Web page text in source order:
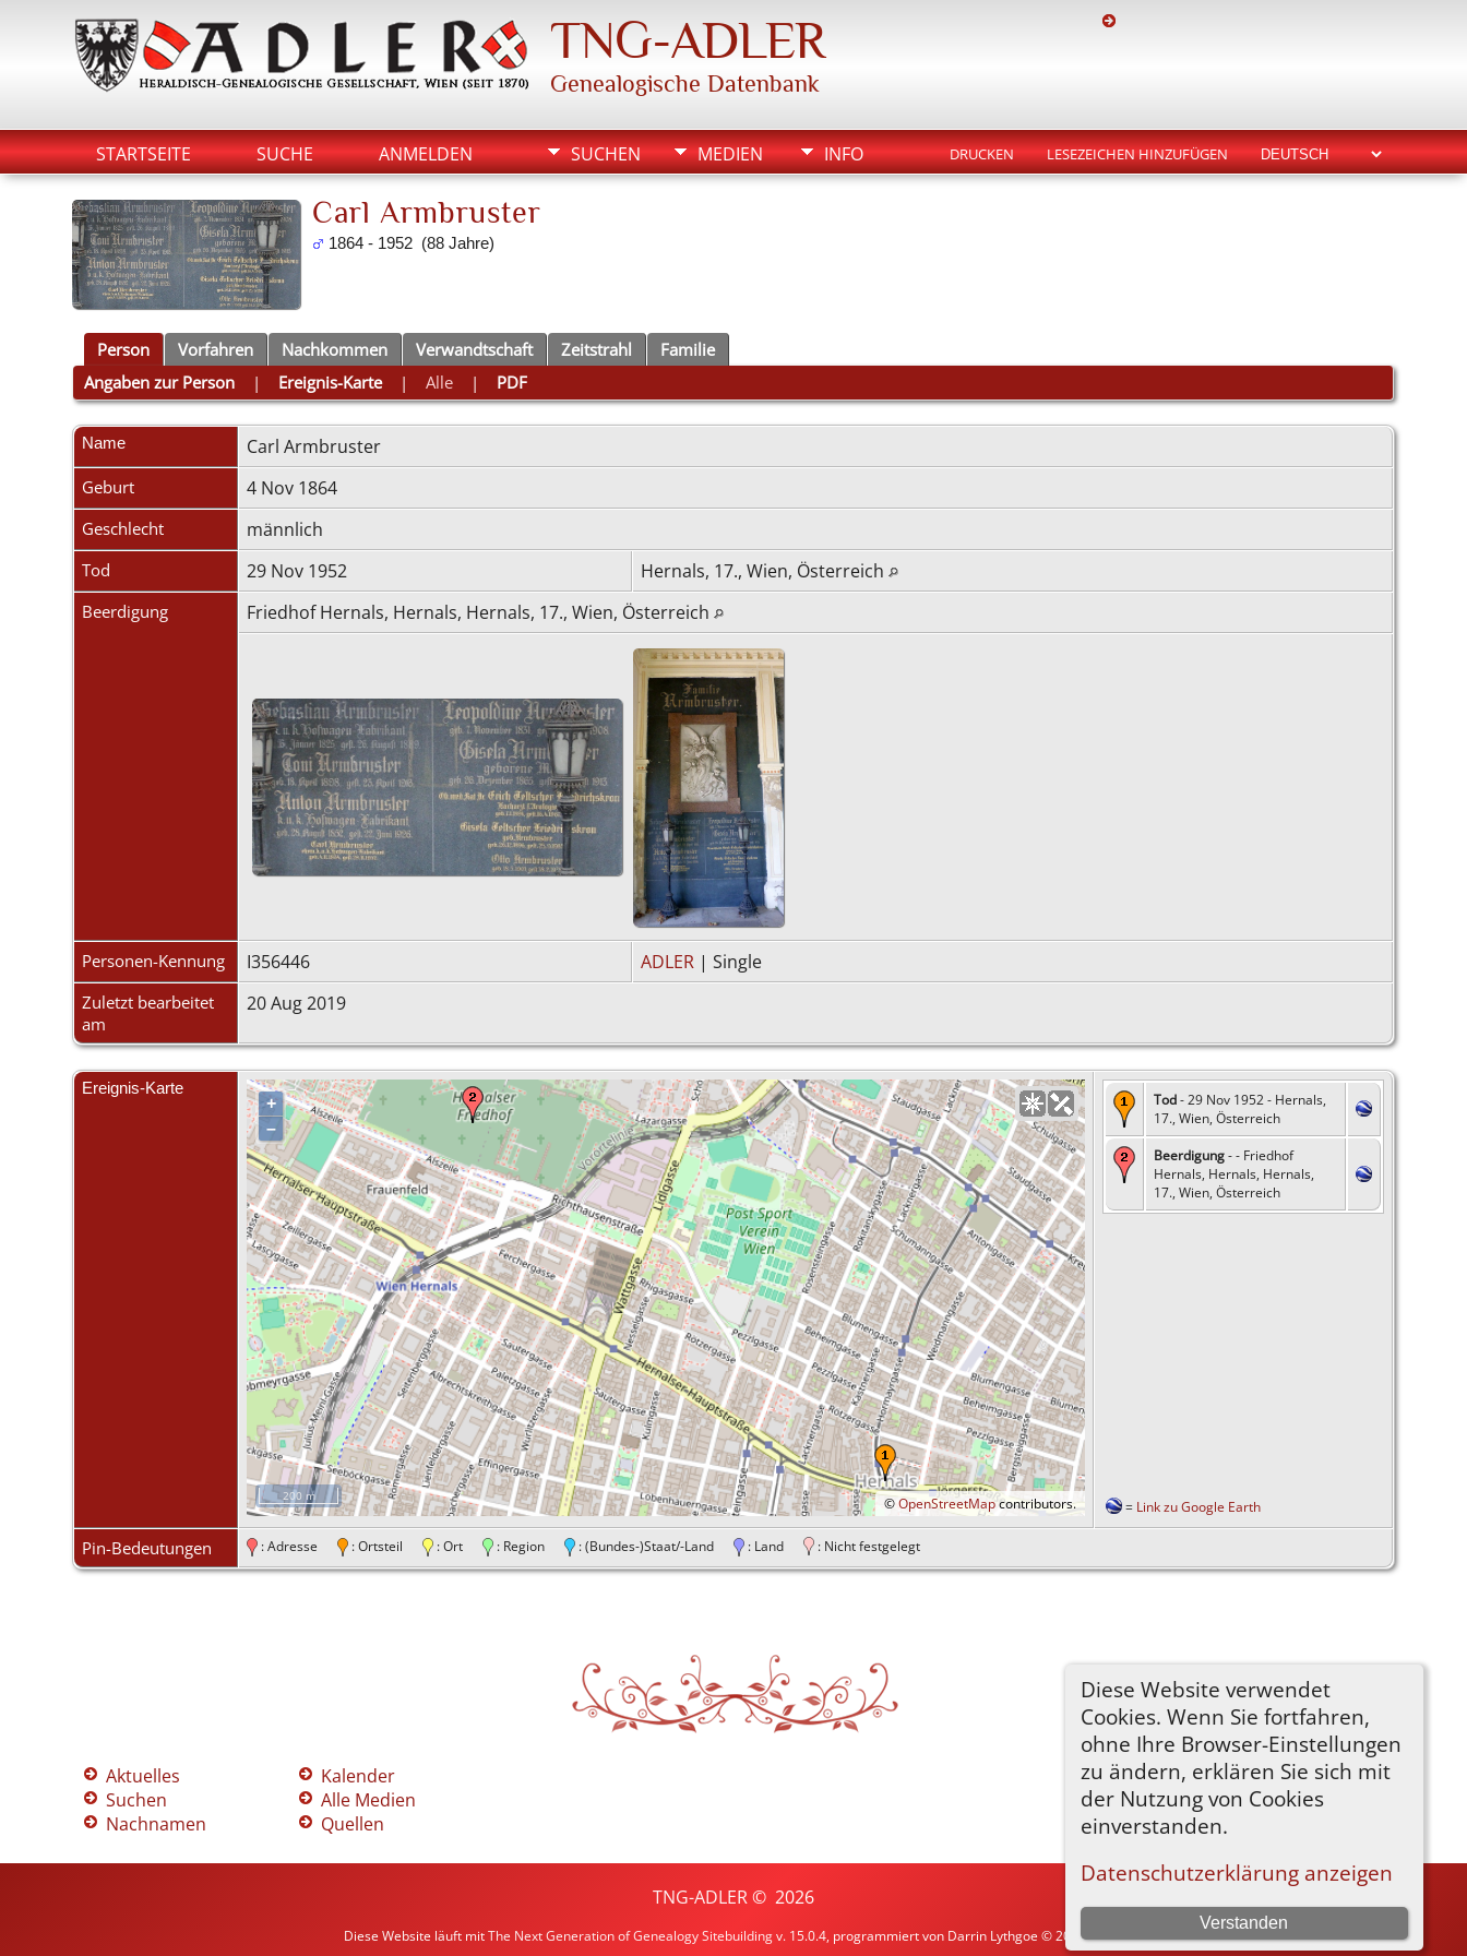
TNG-ADLER
Genealogische Datenbank
STARTSEITE SUCHE ANMELDEN SUCHEN MEDIEN INFO DRUCKEN LESEZEICHEN HINZUFÜGEN
Diese Website verwendet
Cookies. Wenn Sie fortfahren,
ohne Ihre Browser-Einstellungen
zu ändern, erklären Sie sich mit
der Nutzung von Cookies
einverstanden.
Datenschutzerklärung anzeigen
Verstanden
Carl Armbruster
1864 - 1952 (88 Jahre)
Person Vorfahren Nachkommen Verwandtschaft Zeitstrahl
Familie
Angaben zur Person | Ereignis-Karte|Alle | PDF
Name Carl Armbruster
Geburt 4 Nov 1864
Geschlecht männlich
Tod 29 Nov 1952 Hernals, 17., Wien, Österreich
Beerdigung Friedhof Hernals, Hernals, Hernals, 17., Wien, Österreich
Personen-Kennung I356446 ADLER | Single
Zuletzt bearbeitet
am
20 Aug 2019
Ereignis-Karte
+
–
©OpenStreetMapcontributors.
200 m
Tod- 29 Nov 1952 - Hernals,
17., Wien, Österreich
Beerdigung- - Friedhof
Hernals, Hernals, Hernals,
17., Wien, Österreich
= Link zu Google Earth
Pin-Bedeutungen : Adresse : Ortsteil : Ort : Region : (Bundes-)Staat/-Land : Land : Nicht festgelegt
Aktuelles
Suchen
Nachnamen
Kalender
Alle Medien
Quellen
TNG-ADLER© 2026
Diese Website läuft mitThe Next Generation of Genealogy Sitebuildingv. 15.0.4, programmiert von Darrin Lythgoe © 2001-2026.